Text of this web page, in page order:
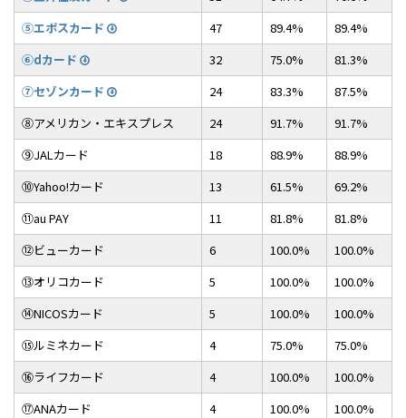
⑤エポスカード
47 89.4%
89.4%
⑥dカード
32 75.0%
81.3%
⑦セゾンカード
24 83.3%
87.5%
⑧アメリカン・エキスプレス
24 91.7%
91.7%
⑨JALカード
18 88.9%
88.9%
⑩Yahoo!カード
13 61.5%
69.2%
⑪au PAY
11 81.8%
81.8%
⑫ビューカード
6 100.0%
100.0%
⑬オリコカード
5 100.0%
100.0%
⑭NICOSカード
5 100.0%
100.0%
⑮ルミネカード
4 75.0%
75.0%
⑯ライフカード
4 100.0%
100.0%
⑰ANAカード
4 100.0%
100.0%